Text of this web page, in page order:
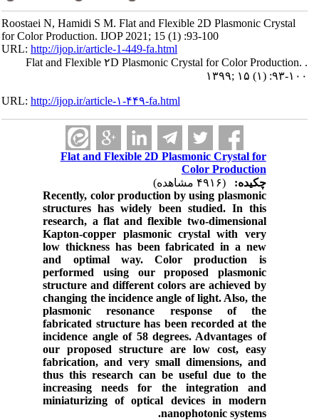
Roostaei N, Hamidi S M. Flat and Flexible 2D Plasmonic Crystal
for Color Production. IJOP 2021; 15 (1) :93-100
URL:http://ijop.ir/article-1-449-fa.html
Flat and Flexible ۲D Plasmonic Crystal for Color Production. .
۱۳۹۹; ۱۵ (۱) :۹۳-۱۰۰
URL:http://ijop.ir/article-۱-۴۴۹-fa.html
Flat and Flexible 2D Plasmonic Crystal for
Color Production
چکیده:
Recently, color production by using plasmonic
structures has widely been studied. In this
research, a flat and flexible two-dimensional
Kapton-copper plasmonic crystal with very
low thickness has been fabricated in a new
and optimal way. Color production is
performed using our proposed plasmonic
structure and different colors are achieved by
changing the incidence angle of light. Also, the
plasmonic resonance response of the
fabricated structure has been recorded at the
incidence angle of 58 degrees. Advantages of
our proposed structure are low cost, easy
fabrication, and very small dimensions, and
thus this research can be useful due to the
increasing needs for the integration and
miniaturizing of optical devices in modern
nanophotonic systems.